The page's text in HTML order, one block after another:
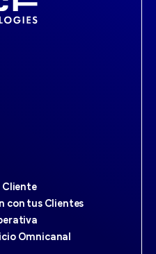
Cliente
con tus Clientes
Omnicanal